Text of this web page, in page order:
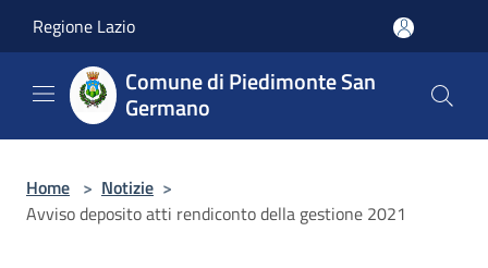
Regione Lazio
Comune di Piedimonte San
Germano
Home > Notizie >
Avviso deposito atti rendiconto della gestione 2021